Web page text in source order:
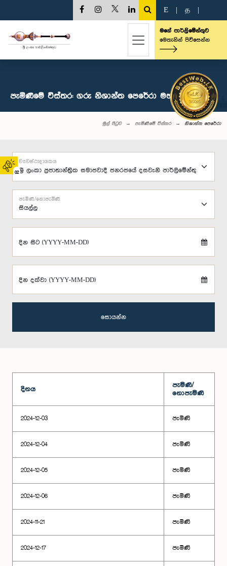
02
E த
මගේ පාර්ලිමේන්තුව
මෙතැනින් පිවිසෙන්න
පැමිණීමේ විස්තර: ගරු නිශාන්ත පෙරේරා මහතා, පා.ම.
මුල් පිටුව පැමිණීමේ විස්තර නිශාන්ත පෙරේරා
ව්‍යවස්ථාදායකය
පැමිණි/නොපැමිණි
දින සිට (YYYY-MM-DD)
දින දක්වා (YYYY-MM-DD)
සොයන්න
දිනය
පැමිණි/
නොපැමිණි
2024-12-03 පැමිණි
2024-12-04 පැමිණි
2024-12-05 පැමිණි
2024-12-06 පැමිණි
2024-11-21 පැමිණි
2024-12-17 පැමිණි